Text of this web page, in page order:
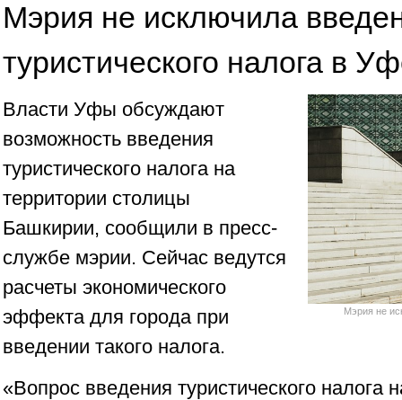
Мэрия не исключила
туристического налога в
Мэрия не
Власти Уфы обсуждают
возможность введения
туристического налога на
территории столицы
Башкирии, сообщили в пресс-
службе мэрии. Сейчас ведутся
расчеты экономического
эффекта для города при
введении такого налога.
«Вопрос введения туристического налога